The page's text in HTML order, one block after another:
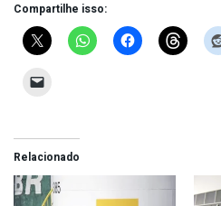
Compartilhe isso:
Relacionado